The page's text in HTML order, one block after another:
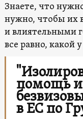
Знаете, что
нужно, чтобы их
и влиятельными
все равно, какой
помощь и
в ЕС по